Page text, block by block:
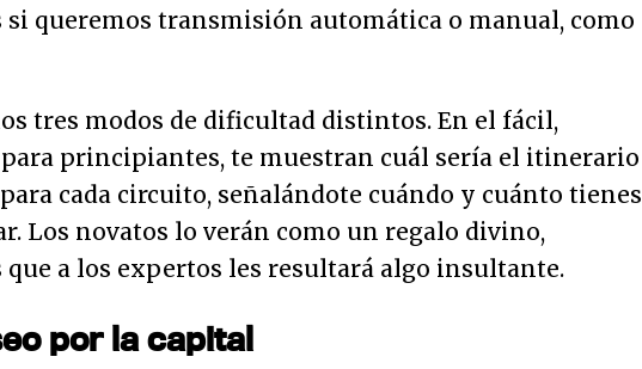
si queremos transmisión automática o manual, como
tres modos de dificultad distintos. En el fácil,
principiantes, te muestran cuál sería el itinerario
cada circuito, señalándote cuándo y cuánto tienes
Los novatos lo verán como un regalo divino,
a los expertos les resultará algo insultante.
por la capital